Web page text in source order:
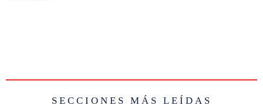
SECCIONES MÁS LEÍDAS